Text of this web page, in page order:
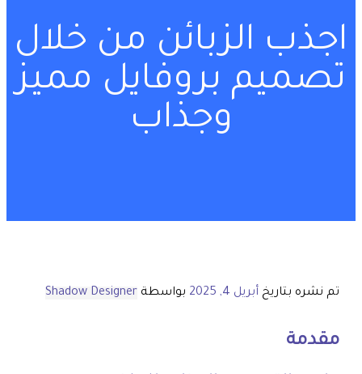
اجذب الزبائن من خلال
تصميم بروفايل مميز
وجذاب
تم نشره بتاريخ أبريل 4, 2025 بواسطة Shadow Designer
مقدمة